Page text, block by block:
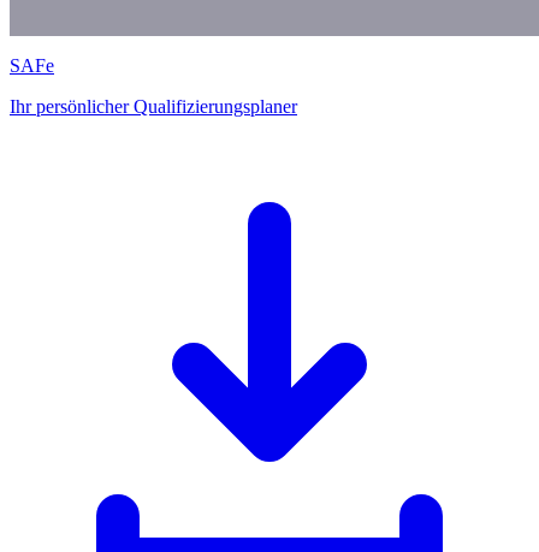
SAFe
Ihr persönlicher Qualifizierungsplaner